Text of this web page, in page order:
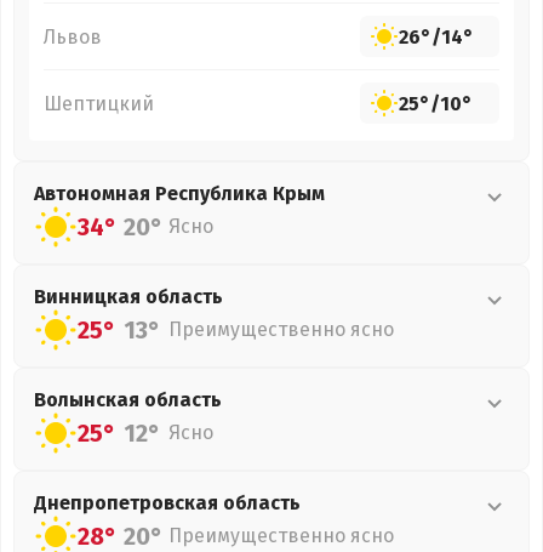
Львов 26°/14°
Шептицкий 25°/10°
Автономная Республика Крым
34° 20° Ясно
Винницкая область
25° 13° Преимущественно ясно
Волынская область
25° 12° Ясно
Днепропетровская область
28° 20° Преимущественно ясно